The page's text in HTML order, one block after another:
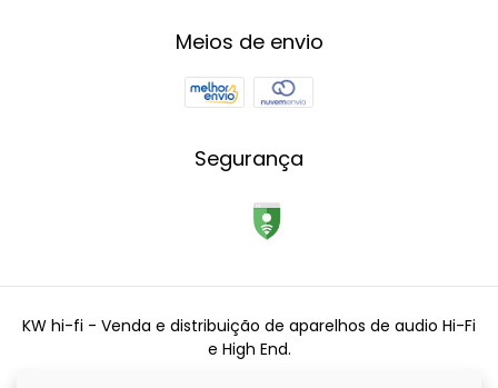
Meios de envio
Segurança
KW hi-fi - Venda e distribuição de aparelhos de audio Hi-Fi
e High End.